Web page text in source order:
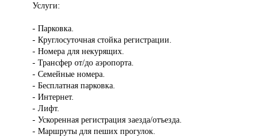
Услуги:
- Парковка.
- Круглосуточная стойка регистрации.
- Номера для некурящих.
- Трансфер от/до аэропорта.
- Семейные номера.
- Бесплатная парковка.
- Интернет.
- Лифт.
- Ускоренная регистрация заезда/отъезда.
- Маршруты для пеших прогулок.